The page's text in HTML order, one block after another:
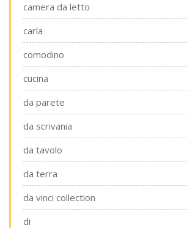
camera da letto
carla
comodino
cucina
da parete
da scrivania
da tavolo
da terra
da vinci collection
di